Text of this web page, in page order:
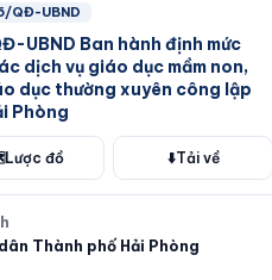
QĐ-UBND
UBND Ban hành định mức
dịch vụ giáo dục mầm non,
dục thường xuyên công lập
Phòng
Lược đồ ⬇️Tải về
Thành phố Hải Phòng